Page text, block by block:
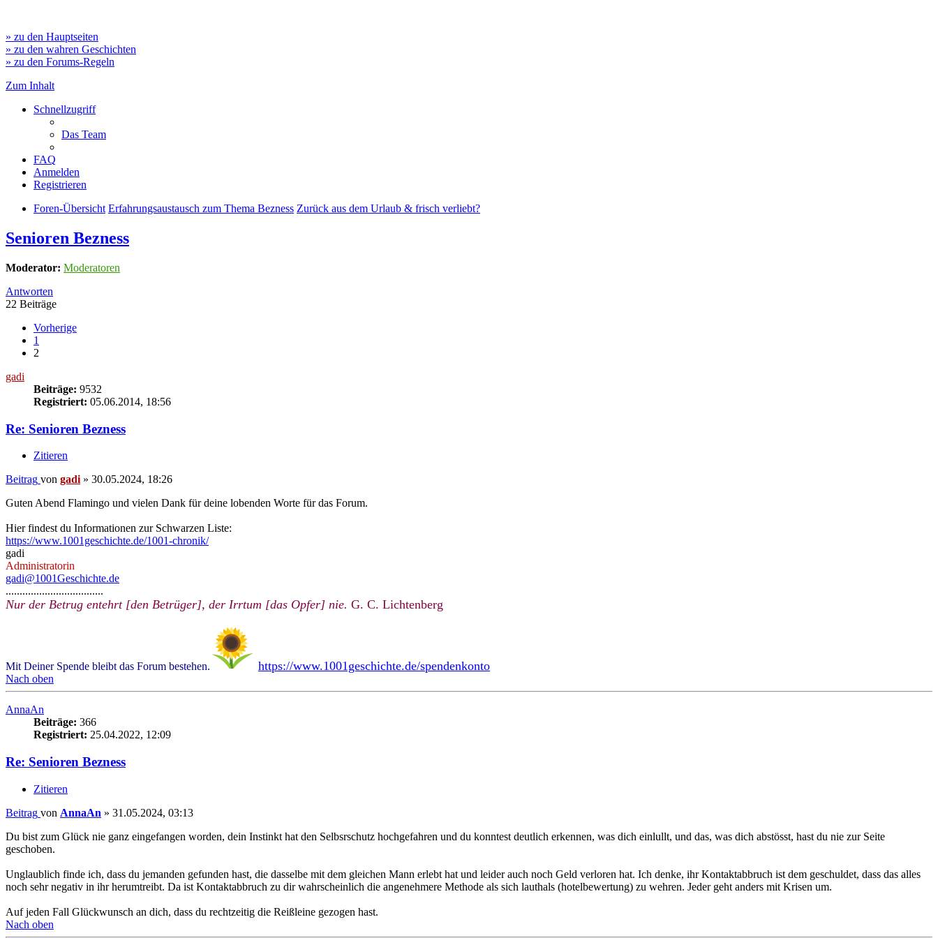
» zu den Hauptseiten
» zu den wahren Geschichten
» zu den Forums-Regeln
Zum Inhalt
Schnellzugriff
Das Team
FAQ
Anmelden
Registrieren
Foren-Übersicht Erfahrungsaustausch zum Thema Bezness Zurück aus dem Urlaub & frisch verliebt?
Senioren Bezness
Moderator: Moderatoren
Antworten
22 Beiträge
Vorherige
1
2
gadi
Beiträge: 9532
Registriert: 05.06.2014, 18:56
Re: Senioren Bezness
Zitieren
Beitrag von gadi » 30.05.2024, 18:26
Guten Abend Flamingo und vielen Dank für deine lobenden Worte für das Forum.
Hier findest du Informationen zur Schwarzen Liste:
https://www.1001geschichte.de/1001-chronik/
gadi
Administratorin
gadi@1001Geschichte.de
...................................
Nur der Betrug entehrt [den Betrüger], der Irrtum [das Opfer] nie. G. C. Lichtenberg
Mit Deiner Spende bleibt das Forum bestehen. https://www.1001geschichte.de/spendenkonto
Nach oben
AnnaAn
Beiträge: 366
Registriert: 25.04.2022, 12:09
Re: Senioren Bezness
Zitieren
Beitrag von AnnaAn » 31.05.2024, 03:13
Du bist zum Glück nie ganz eingefangen worden, dein Instinkt hat den Selbsrschutz hochgefahren und du konntest deutlich erkennen, was dich einlullt, und das, was dich abstösst, hast du nie zur Seite
geschoben.
Unglaublich finde ich, dass du jemanden gefunden hast, die dasselbe mit dem gleichen Mann erlebt hat und leider auch noch Geld verloren hat. Ich denke, ihr Kontaktabbruch ist dem geschuldet, dass das alles
noch sehr negativ in ihr herumtreibt. Da ist Kontaktabbruch zu dir wahrscheinlich die angenehmere Methode als sich lauthals (hotelbewertung) zu wehren. Jeder geht anders mit Krisen um.
Auf jeden Fall Glückwunsch an dich, dass du rechtzeitig die Reißleine gezogen hast.
Nach oben